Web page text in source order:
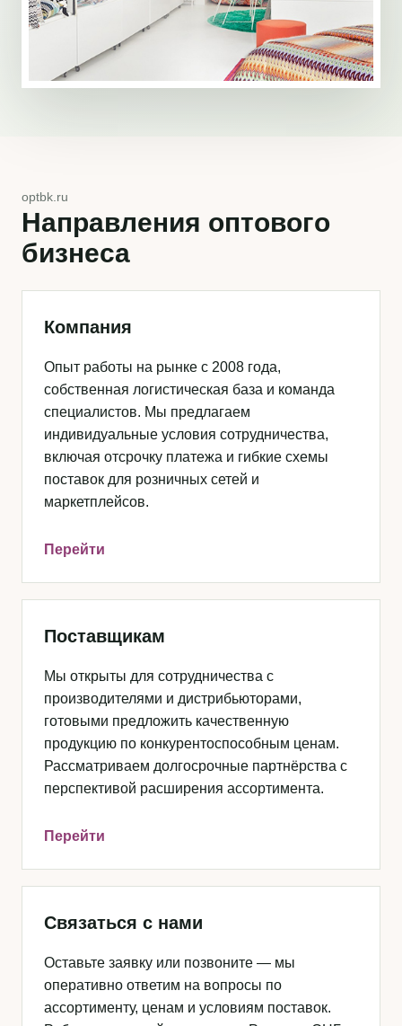
optbk.ru
Направления оптового
бизнеса
Компания
Опыт работы на рынке с 2008 года,
собственная логистическая база и команда
специалистов. Мы предлагаем
индивидуальные условия сотрудничества,
включая отсрочку платежа и гибкие схемы
поставок для розничных сетей и
маркетплейсов.
Перейти
Поставщикам
Мы открыты для сотрудничества с
производителями и дистрибьюторами,
готовыми предложить качественную
продукцию по конкурентоспособным ценам.
Рассматриваем долгосрочные партнёрства с
перспективой расширения ассортимента.
Перейти
Связаться с нами
Оставьте заявку или позвоните — мы
оперативно ответим на вопросы по
ассортименту, ценам и условиям поставок.